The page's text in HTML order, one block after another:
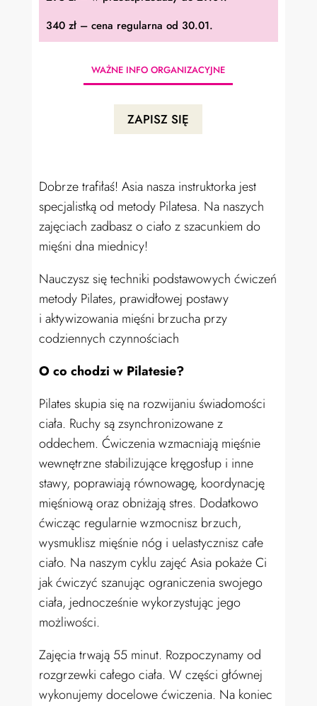
340 zł – cena regularna od 30.01.
WAŻNE INFO ORGANIZACYJNE
ZAPISZ SIĘ
Dobrze trafiłaś! Asia nasza instruktorka jest
specjalistką od metody Pilatesa. Na naszych
zajęciach zadbasz o ciało z szacunkiem do
mięśni dna miednicy!
Nauczysz się techniki podstawowych ćwiczeń
metody Pilates, prawidłowej postawy
i aktywizowania mięśni brzucha przy
codziennych czynnościach
O co chodzi w Pilatesie?
Pilates skupia się na rozwijaniu świadomości
ciała. Ruchy są zsynchronizowane z
oddechem. Ćwiczenia wzmacniają mięśnie
wewnętrzne stabilizujące kręgosłup i inne
stawy, poprawiają równowagę, koordynację
mięśniową oraz obniżają stres. Dodatkowo
ćwicząc regularnie wzmocnisz brzuch,
wysmuklisz mięśnie nóg i uelastycznisz całe
ciało. Na naszym cyklu zajęć Asia pokaże Ci
jak ćwiczyć szanując ograniczenia swojego
ciała, jednocześnie wykorzystując jego
możliwości.
Zajęcia trwają 55 minut. Rozpoczynamy od
rozgrzewki całego ciała. W części głównej
wykonujemy docelowe ćwiczenia. Na koniec